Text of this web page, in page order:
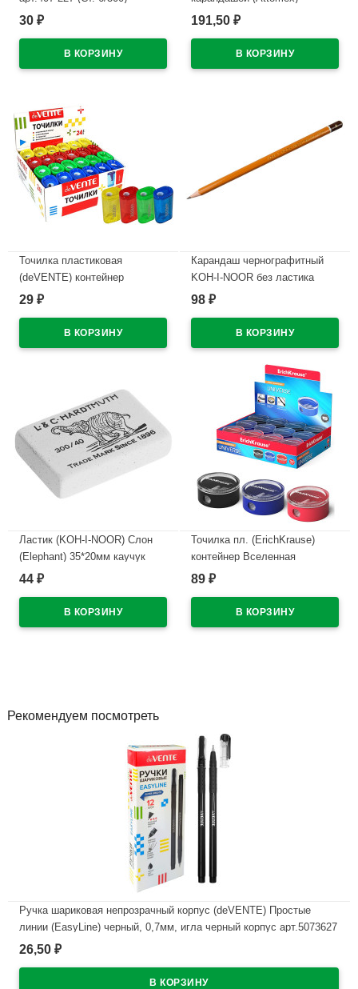
В наличии
30 ₽
Классика (Classic) черная
191,50 ₽
Точилка пластиковая
(deVENTE) контейнер
прямоугольная арт.4071313
29 ₽
Карандаш чернографитный
KOH-I-NOOR без ластика
арт.1500 В
98 ₽
Ластик (KOH-I-NOOR) Слон
(Elephant) 35*20мм каучук
арт.300/40-48
44 ₽
Точилка пл. (ErichKrause)
контейнер Вселенная
Классика (Universe) арт.21828
89 ₽
Рекомендуем посмотреть
Ручка шариковая непрозрачный корпус (deVENTE) Простые
линии (EasyLine) черный, 0,7мм, игла черный корпус арт.5073627
В наличии
26,50 ₽